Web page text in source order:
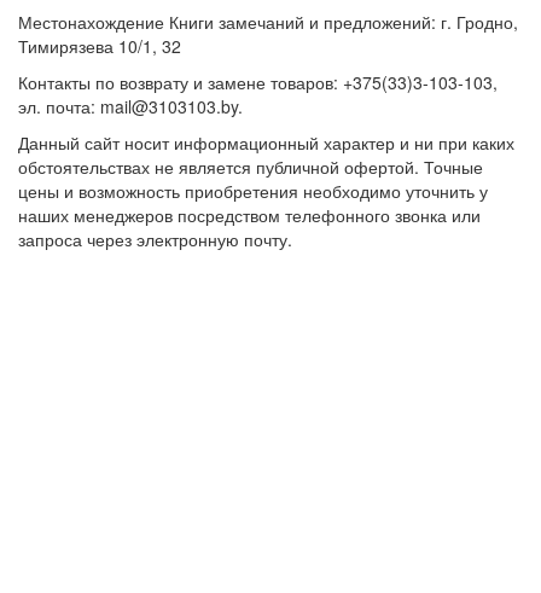
Местонахождение Книги замечаний и предложений: г. Гродно,
Тимирязева 10/1, 32
Контакты по возврату и замене товаров: +375(33)3-103-103,
эл. почта: mail@3103103.by.
Данный сайт носит информационный характер и ни при каких
обстоятельствах не является публичной офертой. Точные
цены и возможность приобретения необходимо уточнить у
наших менеджеров посредством телефонного звонка или
запроса через электронную почту.